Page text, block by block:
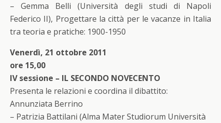
– Gemma Belli (Università degli studi di Napoli
Federico II), Progettare la città per le vacanze in Italia
tra teoria e pratiche: 1900-1950
Venerdì, 21 ottobre 2011
ore 15,00
IV sessione – IL SECONDO NOVECENTO
Presenta le relazioni e coordina il dibattito:
Annunziata Berrino
– Patrizia Battilani (Alma Mater Studiorum Università